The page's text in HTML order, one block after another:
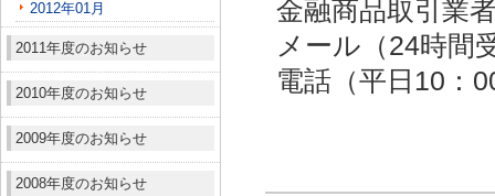
2012年01月
2011年度のお知らせ
2010年度のお知らせ
2009年度のお知らせ
2008年度のお知らせ
金融商品取引業
メール（24時間
電話（平日10：